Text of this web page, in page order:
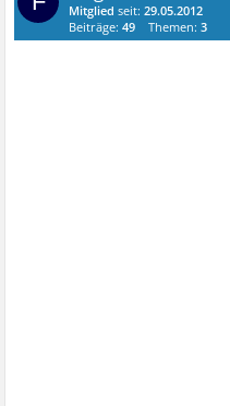
Mitglied seit:29.05.2012
Beiträge:49 Themen:3